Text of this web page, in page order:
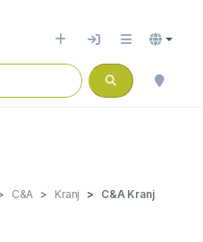
C&A Kranj C&A Kranj